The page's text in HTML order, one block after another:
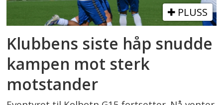
PLUSS
Klubbens siste håp snudde
kampen mot sterk
motstander